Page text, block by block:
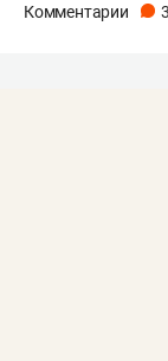
Комментарии 3